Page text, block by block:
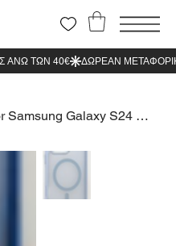
Shieldee - Titan Case Blue for Samsung Galaxy S24 Ultra